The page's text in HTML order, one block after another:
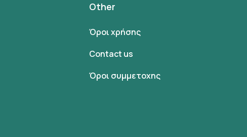
Other
Όροι χρήσης
Contact us
Όροι συμμετοχης